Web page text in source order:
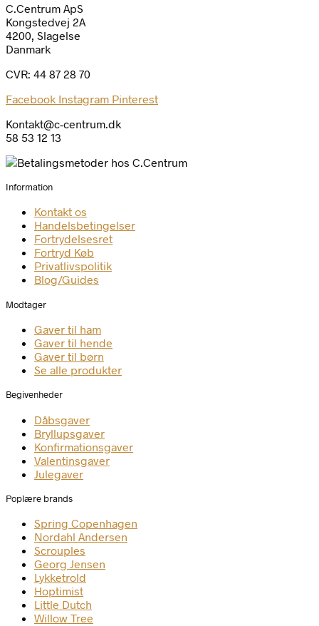
C.Centrum ApS
Kongstedvej 2A
4200, Slagelse
Danmark
CVR: 44 87 28 70
Facebook Instagram Pinterest
Kontakt@c-centrum.dk
58 53 12 13
Information
Kontakt os
Handelsbetingelser
Fortrydelsesret
Fortryd Køb
Privatlivspolitik
Blog/Guides
Modtager
Gaver til ham
Gaver til hende
Gaver til børn
Se alle produkter
Begivenheder
Dåbsgaver
Bryllupsgaver
Konfirmationsgaver
Valentinsgaver
Julegaver
Poplære brands
Spring Copenhagen
Nordahl Andersen
Scrouples
Georg Jensen
Lykketrold
Hoptimist
Little Dutch
Willow Tree